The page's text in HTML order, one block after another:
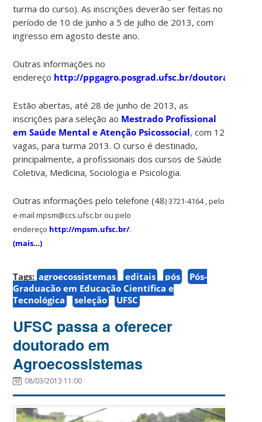
turma do curso). As inscrições deverão ser feitas no
período de 10 de junho a 5 de julho de 2013, com
ingresso em agosto deste ano.
Outras informações no
endereço http://ppgagro.posgrad.ufsc.br/doutorado/
Estão abertas, até 28 de junho de 2013, as
inscrições para seleção ao Mestrado Profissional
em Saúde Mental e Atenção Psicossocial, com 12
vagas, para turma 2013. O curso é destinado,
principalmente, a profissionais dos cursos de Saúde
Coletiva, Medicina, Sociologia e Psicologia.
Outras informações pelo telefone (48) 3721-4164, pelo
e-mailmpsm@ccs.ufsc.br ou pelo
endereço http://mpsm.ufsc.br/.
(mais…)
Tags: agroecossistemas editais pós
Pós-
Graduação em Educação Científica e
Tecnológica
seleção UFSC
UFSC passa a oferecer
doutorado em
Agroecossistemas
08/03/2013 11:00